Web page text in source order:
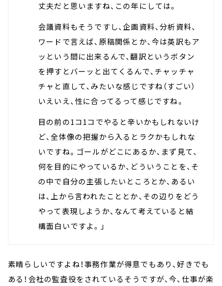
丈夫だと思いますね、この年にしては。
会議資料もそうですし、企画資料、分析資料、
ワードで言えば、原稿関係とか、今は英訳もア
ッという間に出来るんで、翻訳というボタン
を押すとバーッと出てくるんで、チャッチャ
チャと直して、みたいな感じですね（すごい）
いえいえ、性に合ってるって感じですね。
目の前の1コ1コでやると辛いかもしれないけ
ど、全体像の把握から入るとラクかもしれな
いですね。ゴールがどこにあるか、まず見て、
何を目的にやっているか、どういうことを、そ
の中で自分の主張したいところとか、あるい
は、上から言われたこととか、その辺りをどう
やって表現しようか、なんて考えていると結
構面白いですよ。」
素晴らしいですよね！事務作業が得意でもあり、好きでも
ある！会社の監査役をされているそうですが、今、仕事が楽